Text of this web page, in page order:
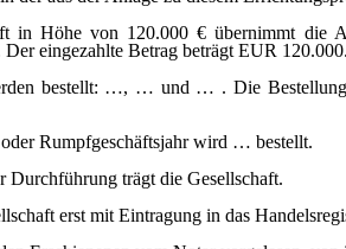
in Höhe von 120.000 € übernimmt
eingezahlte Betrag beträgt EUR 120.000.
bestellt: …, … und … . Die Bestellung
Rumpfgeschäftsjahr wird … bestellt.
Durchführung trägt die Gesellschaft.
erst mit Eintragung in das